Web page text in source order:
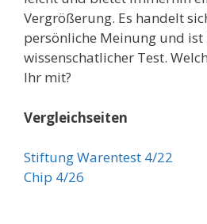
Vergrößerung. Es handelt
persönliche Meinung und ist
wissenschatlicher Test.
Ihr mit?
Vergleichseiten
Stiftung Warentest 4/22
Chip 4/26